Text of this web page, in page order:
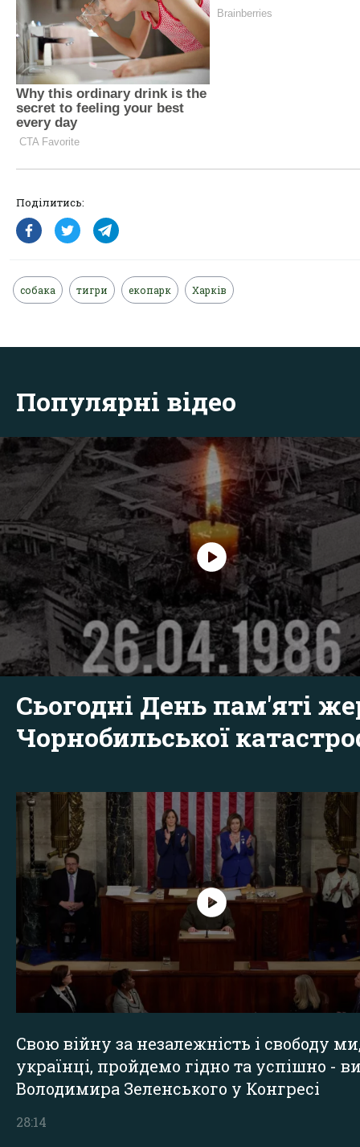
Поділитись:
собака тигри екопарк Харків
Популярні відео
Сьогодні День пам'яті
Чорнобильської
Свою війну за незалежність і свободу
українці, пройдемо гідно та успішно -
Володимира Зеленського у Конгресі
28:14